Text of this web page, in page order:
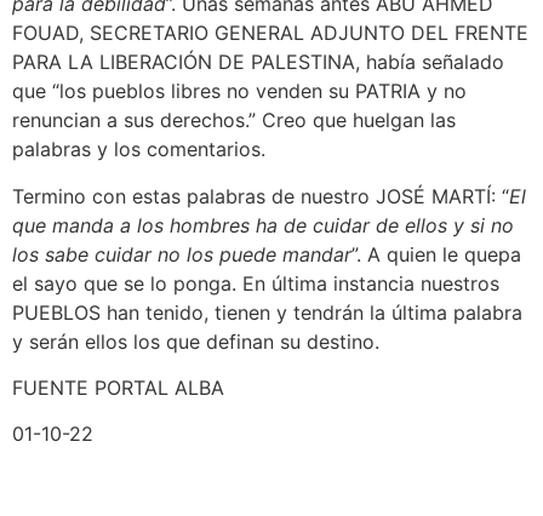
FOUAD, SECRETARIO GENERAL ADJUNTO DEL FRENTE
PARA LA LIBERACIÓN DE PALESTINA, había señalado
que “los pueblos libres no venden su PATRIA y no
renuncian a sus derechos.” Creo que huelgan las
palabras y los comentarios.
Termino con estas palabras de nuestro JOSÉ MARTÍ: “El
que manda a los hombres ha de cuidar de ellos y si no
los sabe cuidar no los puede mandar”. A quien le quepa
el sayo que se lo ponga. En última instancia nuestros
PUEBLOS han tenido, tienen y tendrán la última palabra
y serán ellos los que definan su destino.
FUENTE PORTAL ALBA
01-10-22